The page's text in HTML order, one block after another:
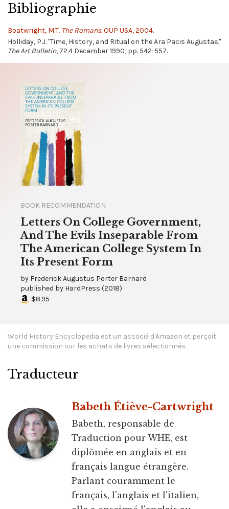
Bibliographie
Boatwright, M.T. The Romans.OUP USA, 2004.
Holliday, P.J. "Time, History, and Ritual on the Ara Pacis Augustae."
The Art Bulletin, 72.4 December 1990, pp. 542-557.
BOOK RECOMMENDATION
Letters On College Government,
And The Evils Inseparable From
The American College System In
Its Present Form
by Frederick Augustus Porter Barnard
published by HardPress (2018)
$8.95
World History Encyclopedia est un associé d'Amazon et perçoit
une commission sur les achats de livres sélectionnés.
Traducteur
Babeth Étiève-Cartwright
Babeth, responsable de
Traduction pour WHE, est
diplômée en anglais et en
français langue étrangère.
Parlant couramment le
français, l'anglais et l'italien,